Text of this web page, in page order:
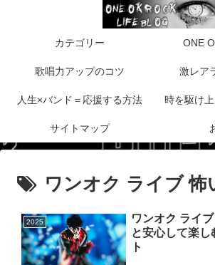
カテゴリー ONE
歌唱力アップのコツ 激レア
人生×バンド＝応援する方法 時を駆け
サイトマップ
ワンオク ライブ 怖
2025
ワンオク ライ
と安心して楽し
ト